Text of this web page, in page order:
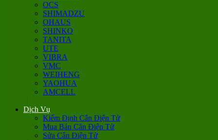
OCS
SHIMADZU
OHAUS
SHINKO
TANITA
UTE
VIBRA
VMC
WEIHENG
YAOHUA
AMCELL
Dịch Vụ
Kiểm Định Cân Điện Tử
Mua Bán Cân Điện Tử
Sửa Cân Điện Tử